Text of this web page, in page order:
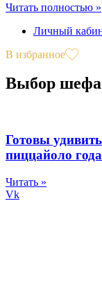
Читать полностью »
Личный
В избранное
Выбор шефа
Готовы
пиццайоло
Читать »
Vk